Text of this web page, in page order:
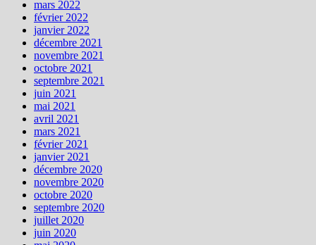
mars 2022
février 2022
janvier 2022
décembre 2021
novembre 2021
octobre 2021
septembre 2021
juin 2021
mai 2021
avril 2021
mars 2021
février 2021
janvier 2021
décembre 2020
novembre 2020
octobre 2020
septembre 2020
juillet 2020
juin 2020